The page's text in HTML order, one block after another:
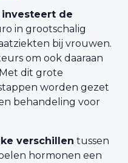
investeert de
in grootschalig
bij vrouwen.
om ook daaraan
dit grote
worden gezet
behandeling voor
verschillen tussen
hormonen een